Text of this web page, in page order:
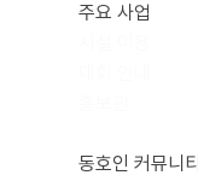
주요 사업
동호인 커뮤니티